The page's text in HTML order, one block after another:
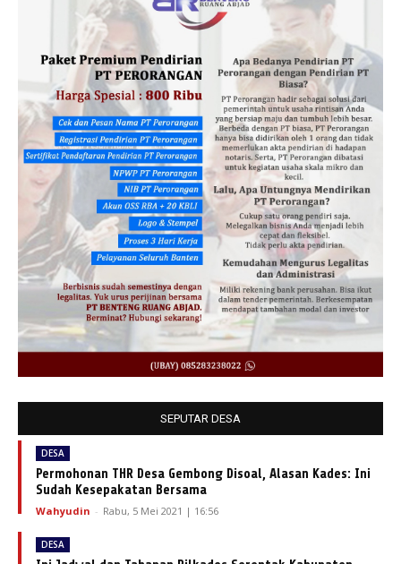
SEPUTAR DESA
DESA
Permohonan THR Desa Gembong Disoal, Alasan Kades: Ini
Sudah Kesepakatan Bersama
Wahyudin - Rabu, 5 Mei 2021 | 16:56
DESA